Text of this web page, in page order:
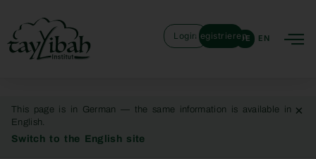
DE EN
LoginRegistrieren
This page is in German — the same information is available in
English.
Switch to the English site
×